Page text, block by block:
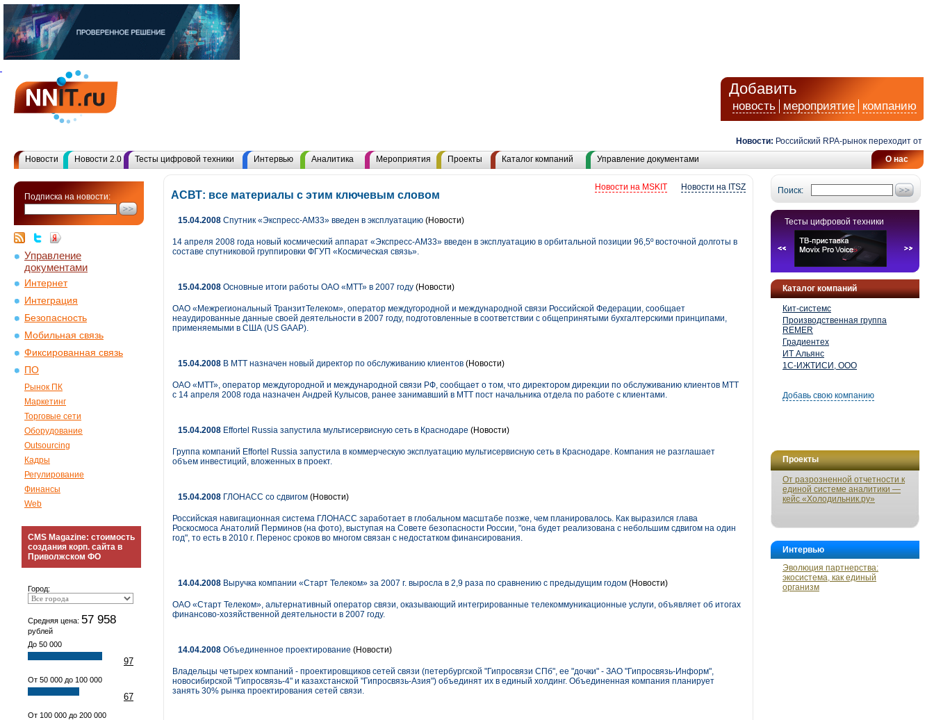
Добавить
новость мероприятие компанию
Новости: Российский RPA-рынок переходит от
О нас
Новости Новости 2.0 Тесты цифровой техники Интервью Аналитика Мероприятия Проекты Каталог компаний Управление документами
Подписка на новости:
Управление
документами
Интернет
Интеграция
Безопасность
Мобильная связь
Фиксированная связь
ПО
Рынок ПК
Маркетинг
Торговые сети
Оборудование
Outsourcing
Кадры
Регулирование
Финансы
Web
CMS Magazine: стоимость
создания корп. сайта в
Приволжском ФО
Город:
Средняя цена: 57 958
рублей
До 50 000
97
От 50 000 до 100 000
67
От 100 000 до 200 000
Поиск:
Тесты цифровой техники
Каталог компаний
Кит-системс
Производственная группа
REMER
Градиентех
ИТ Альянс
1С-ИЖТИСИ, ООО
Добавь свою компанию
Проекты
От разрозненной отчетности к
единой системе аналитики —
кейс «Холодильник.ру»
Интервью
Эволюция партнерства:
экосистема, как единый
организм
Новости на ITSZ
Новости на MSKIT
АСВТ: все материалы с этим ключевым словом
15.04.2008 Спутник «Экспресс-АМ33» введен в эксплуатацию (Новости)
14 апреля 2008 года новый космический аппарат «Экспресс-АМ33» введен в эксплуатацию в орбитальной позиции 96,5º восточной долготы в
составе спутниковой группировки ФГУП «Космическая связь».
15.04.2008 Основные итоги работы ОАО «МТТ» в 2007 году (Новости)
ОАО «Межрегиональный ТранзитТелеком», оператор междугородной и международной связи Российской Федерации, сообщает
неаудированные данные своей деятельности в 2007 году, подготовленные в соответствии с общепринятыми бухгалтерскими принципами,
применяемыми в США (US GAAP).
15.04.2008 В МТТ назначен новый директор по обслуживанию клиентов (Новости)
ОАО «МТТ», оператор междугородной и международной связи РФ, сообщает о том, что директором дирекции по обслуживанию клиентов МТТ
с 14 апреля 2008 года назначен Андрей Кулысов, ранее занимавший в МТТ пост начальника отдела по работе с клиентами.
15.04.2008 Effortel Russia запустила мультисервисную сеть в Краснодаре (Новости)
Группа компаний Effortel Russia запустила в коммерческую эксплуатацию мультисервисную сеть в Краснодаре. Компания не разглашает
объем инвестиций, вложенных в проект.
15.04.2008 ГЛОНАСС со сдвигом (Новости)
Российская навигационная система ГЛОНАСС заработает в глобальном масштабе позже, чем планировалось. Как выразился глава
Роскосмоса Анатолий Перминов (на фото), выступая на Совете безопасности России, "она будет реализована с небольшим сдвигом на один
год", то есть в 2010 г. Перенос сроков во многом связан с недостатком финансирования.
14.04.2008 Выручка компании «Старт Телеком» за 2007 г. выросла в 2,9 раза по сравнению с предыдущим годом (Новости)
ОАО «Старт Телеком», альтернативный оператор связи, оказывающий интегрированные телекоммуникационные услуги, объявляет об итогах
финансово-хозяйственной деятельности в 2007 году.
14.04.2008 Объединенное проектирование (Новости)
Владельцы четырех компаний - проектировщиков сетей связи (петербургской "Гипросвязи СПб", ее "дочки" - ЗАО "Гипросвязь-Информ",
новосибирской "Гипросвязь-4" и казахстанской "Гипросвязь-Азия") объединят их в единый холдинг. Объединенная компания планирует
занять 30% рынка проектирования сетей связи.